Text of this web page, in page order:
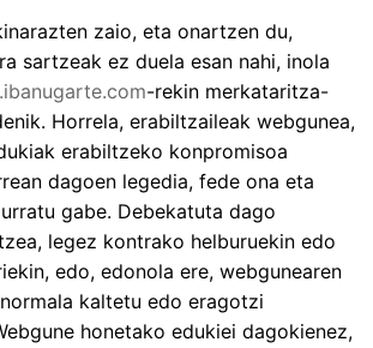
zaio, eta onartzen du,
sartzeak ez duela esan nahi, inola
-rekin merkataritza-
Horrela, erabiltzaileak webgunea,
erabiltzeko konpromisoa
dagoen legedia, fede ona eta
gabe. Debekatuta dago
legez kontrako helburuekin edo
edo, edonola ere, webgunearen
kaltetu edo eragotzi
honetako edukiei dagokienez,